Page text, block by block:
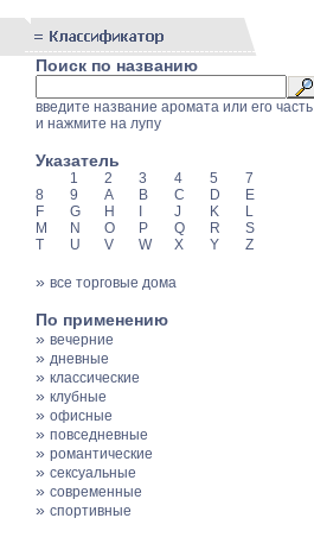
Поиск по названию
введите название аромата или его часть
и нажмите на лупу
Указатель
1 2 3 4 5
7
8
9 A B C D
E
F
G H J K
L
M
N O P Q R
S
T
U V W X Y Z
» все торговые дома
По применению
» вечерние
» дневные
» классические
» клубные
» офисные
» повседневные
» романтические
» сексуальные
» современные
» спортивные